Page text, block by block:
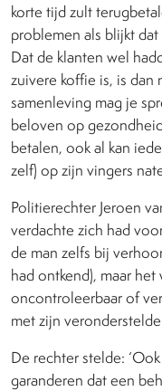
korte tijd zult
problemen als blijkt
Dat de klanten wel
zuivere koffie is, is dan
samenleving mag je
beloven op
betalen, ook al kan
zelf) op zijn vingers
Politierechter Jeroen
verdachte zich had
de man zelfs bij
had ontkend), maar
oncontroleerbaar of
met zijn
De rechter stelde:
garanderen dat een